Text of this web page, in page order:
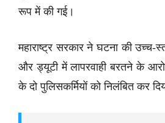
रूप में की गई।
महाराष्ट्र सरकार ने घटना की
और ड्यूटी में लापरवाही बरतने के
के दो पुलिसकर्मियों को निलंबित कर